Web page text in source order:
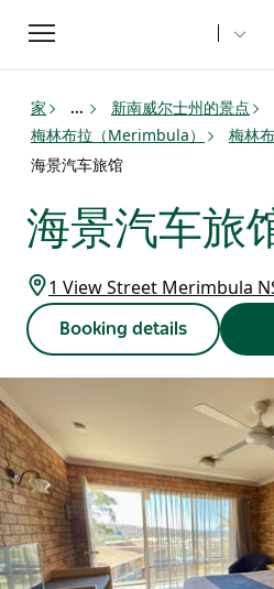
Toggle
navigation
家 ... 新南威尔士州的景点
梅林布拉（Merimbula）
梅林
海景汽车旅馆
海景汽车旅
1 View Street Merimbula
Booking details